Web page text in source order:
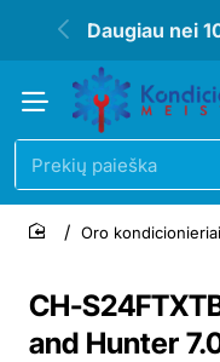
Daugiau nei
Prekių
paieška
CH-
and Hunter
home
Oro kondicionieriai